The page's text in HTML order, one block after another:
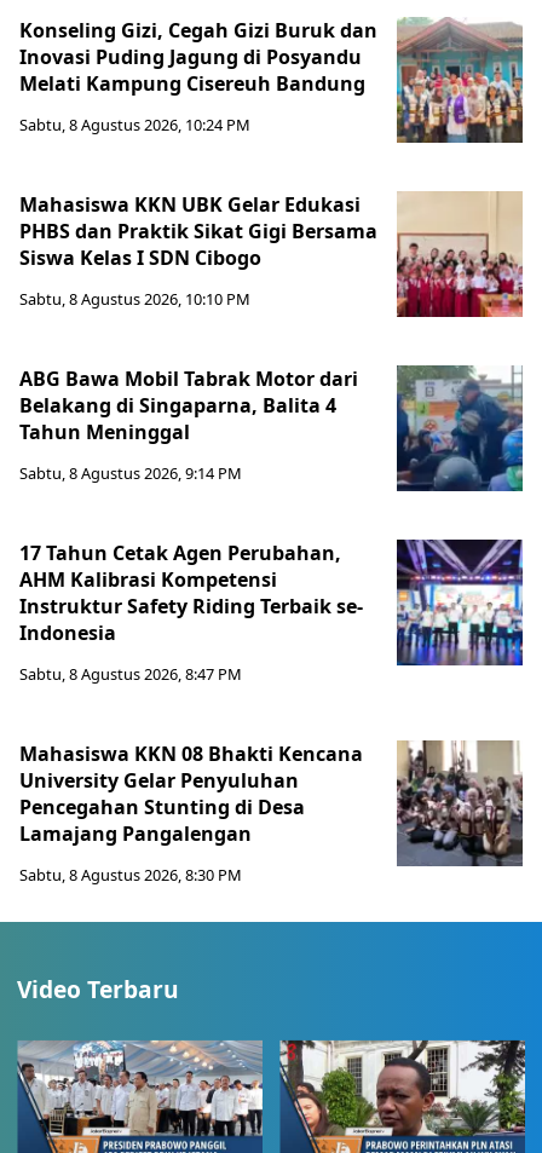
Konseling Gizi, Cegah Gizi Buruk dan
Inovasi Puding Jagung di Posyandu
Melati Kampung Cisereuh Bandung
Sabtu, 8 Agustus 2026, 10:24 PM
Mahasiswa KKN UBK Gelar Edukasi
PHBS dan Praktik Sikat Gigi Bersama
Siswa Kelas I SDN Cibogo
Sabtu, 8 Agustus 2026, 10:10 PM
ABG Bawa Mobil Tabrak Motor dari
Belakang di Singaparna, Balita 4
Tahun Meninggal
Sabtu, 8 Agustus 2026, 9:14 PM
17 Tahun Cetak Agen Perubahan,
AHM Kalibrasi Kompetensi
Instruktur Safety Riding Terbaik se-
Indonesia
Sabtu, 8 Agustus 2026, 8:47 PM
Mahasiswa KKN 08 Bhakti Kencana
University Gelar Penyuluhan
Pencegahan Stunting di Desa
Lamajang Pangalengan
Sabtu, 8 Agustus 2026, 8:30 PM
Video Terbaru